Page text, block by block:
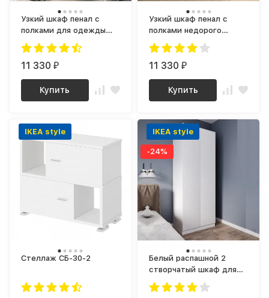
Узкий шкаф пенал с
полками для одежды
ШР-01 СИТИ ЛДСП
серый графит / дуб
крафт золотой
11 330₽
Купить
Узкий шкаф пенал с
полками недорого
ШР-01 СИТИ ЛДСП
Белый
11 330₽
Купить
IKEA style
Стеллаж СБ-30-2
IKEA style
-24%
Белый распашной 2
створчатый шкаф для
одежды со штангой МШ
800.1 (МП/3) МС мори